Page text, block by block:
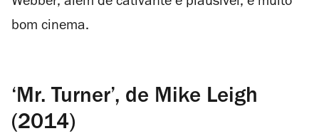
bom cinema.
‘Mr. Turner’, de Mike Leigh
(2014)